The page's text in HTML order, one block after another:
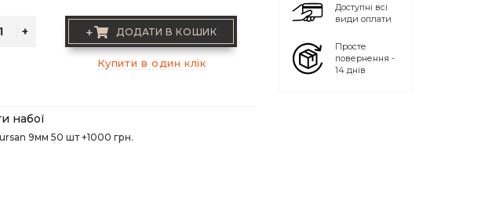
+ ДОДАТИ В КОШИК
Купити в один клік
набої
9мм 50 шт +1000 грн.
Доступні всі
види оплати
Просте
повернення -
14 днів